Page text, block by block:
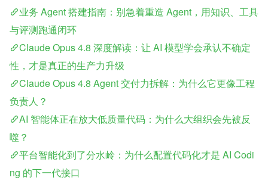
业务 Agent 搭建指南：别急着重造 Agent，用知识、工具
与评测跑通闭环
Claude Opus 4.8 深度解读：让 AI 模型学会承认不确定
性，才是真正的生产力升级
Claude Opus 4.8 Agent 交付力拆解：为什么它更像工程
负责人？
AI 智能体正在放大低质量代码：为什么大组织会先被反
噬？
平台智能化到了分水岭：为什么配置代码化才是 AI Codi
ng 的下一代接口